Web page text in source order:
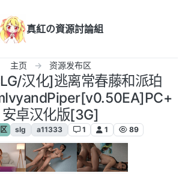
真紅の資源討論組
主页 资源发布区
汉化]逃离常春藤和派珀
安卓汉化版[3G]
slg a11333 1 1 89